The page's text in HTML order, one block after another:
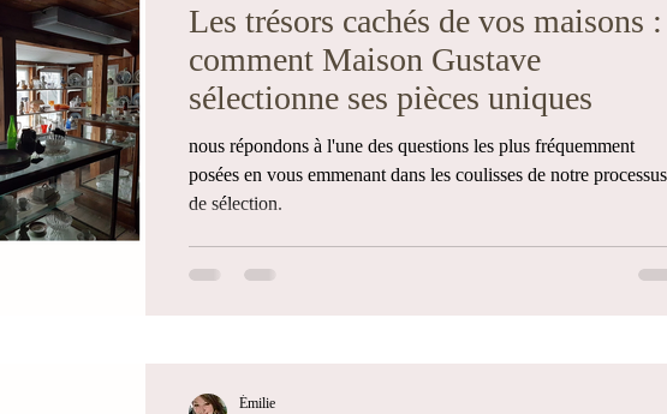
Les trésors cachés de vos maisons :
comment Maison Gustave
sélectionne ses pièces uniques
nous répondons à l'une des questions les plus fréquemment
posées en vous emmenant dans les coulisses de notre processus
de sélection.
Émilie